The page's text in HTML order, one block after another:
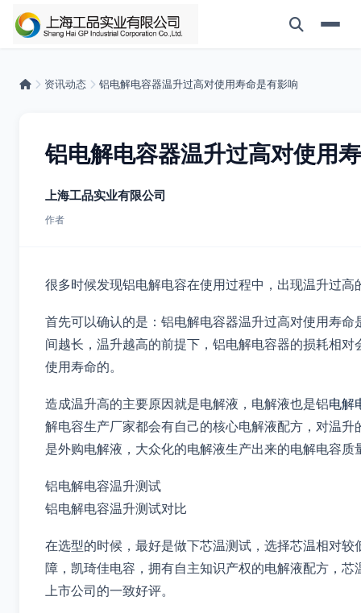
资讯动态 铝电解电容器温升过高对使用寿命是有影响
铝电解电容器温升过高对使用
上海工品实业有限公司
作者
很多时候发现铝电解电容在使用过程中，出现温升过
首先可以确认的是：铝电解电容器温升过高对使用寿
间越长，温升越高的前提下，铝电解电容器的损耗相
使用寿命的。
造成温升高的主要原因就是电解液，电解液也是铝电解
解电容生产厂家都会有自己的核心电解液配方，对温
是外购电解液，大众化的电解液生产出来的电解电容
铝电解电容温升测试
铝电解电容温升测试对比
在选型的时候，最好是做下芯温测试，选择芯温相对
障，凯琦佳电容，拥有自主知识产权的电解液配方，
上市公司的一致好评。